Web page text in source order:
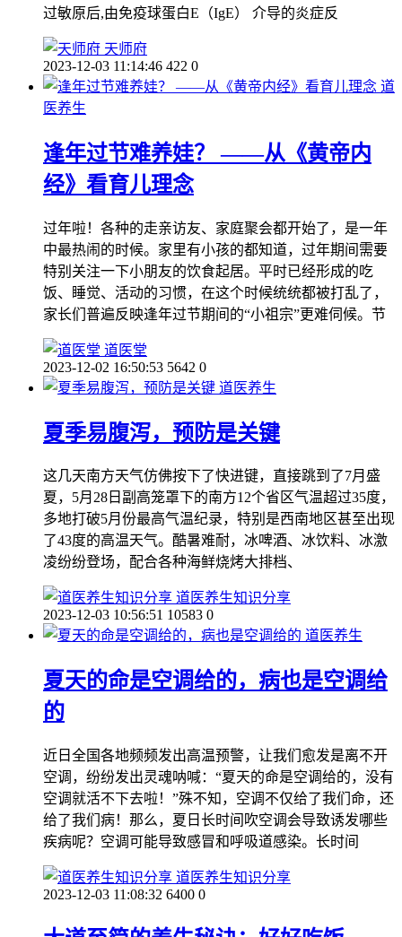
过敏原后,由免疫球蛋白E（IgE） 介导的炎症反
天师府
2023-12-03 11:14:46 422 0
道
医养生
逢年过节难养娃？ ——从《黄帝内
经》看育儿理念
过年啦！各种的走亲访友、家庭聚会都开始了，是一年
中最热闹的时候。家里有小孩的都知道，过年期间需要
特别关注一下小朋友的饮食起居。平时已经形成的吃
饭、睡觉、活动的习惯，在这个时候统统都被打乱了，
家长们普遍反映逢年过节期间的“小祖宗”更难伺候。节
道医堂
2023-12-02 16:50:53 5642 0
道医养生
夏季易腹泻，预防是关键
这几天南方天气仿佛按下了快进键，直接跳到了7月盛
夏，5月28日副高笼罩下的南方12个省区气温超过35度，
多地打破5月份最高气温纪录，特别是西南地区甚至出现
了43度的高温天气。酷暑难耐，冰啤酒、冰饮料、冰激
凌纷纷登场，配合各种海鲜烧烤大排档、
道医养生知识分享
2023-12-03 10:56:51 10583 0
道医养生
夏天的命是空调给的，病也是空调给
的
近日全国各地频频发出高温预警，让我们愈发是离不开
空调，纷纷发出灵魂呐喊：“夏天的命是空调给的，没有
空调就活不下去啦！”殊不知，空调不仅给了我们命，还
给了我们病！那么，夏日长时间吹空调会导致诱发哪些
疾病呢？空调可能导致感冒和呼吸道感染。长时间
道医养生知识分享
2023-12-03 11:08:32 6400 0